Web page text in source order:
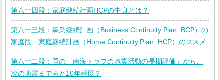
第八十四段：家庭継続計画HCPの中身とは？
第八十三段：事業継続計画（Business Continuity Plan: BCP）の
家庭版、家庭継続計画（Home Continuity Plan: HCP）のススメ
第八十二段：国の「南海トラフの地震活動の長期評価」から、
次の地震まであと10年程度？